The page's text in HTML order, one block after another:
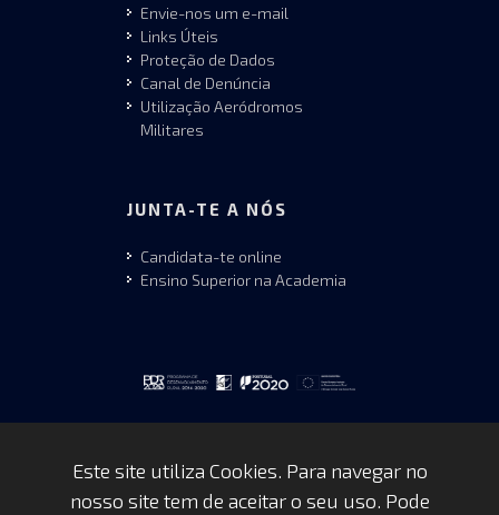
Envie-nos um e-mail
Links Úteis
Proteção de Dados
Canal de Denúncia
Utilização Aeródromos
Militares
JUNTA-TE A NÓS
Candidata-te online
Ensino Superior na Academia
Este site utiliza Cookies. Para navegar no
nosso site tem de aceitar o seu uso. Pode